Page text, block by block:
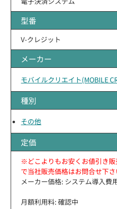
型番
V-クレジット
メーカー
モバイルクリエイト(MOBILE
種別
その他
定価
※どこよりもお安くお値引き
で当社販売価格はお問合せ下さ
メーカー価格: システム導入費
月額利用料: 確認中